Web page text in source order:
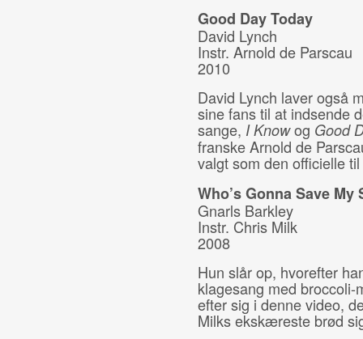
Good Day Today
David Lynch
Instr. Arnold de Parscau
2010
David Lynch laver også
sine fans til at indsende
sange, I Knowog Good
franske Arnold de
valgt som den officielle til
Who’s Gonna Save My
Gnarls Barkley
Instr. Chris Milk
2008
Hun slår op, hvorefter
klagesang med
efter sig i denne video,
Milks ekskæreste brød